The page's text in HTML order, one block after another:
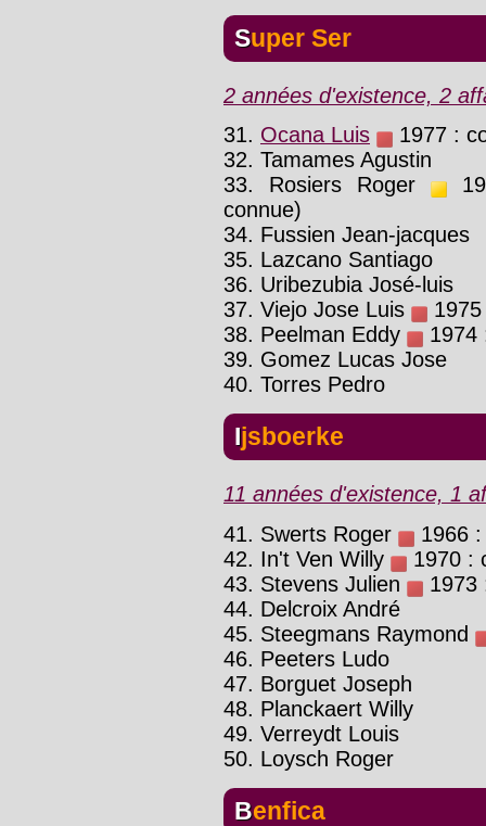
Super Ser
2 années d'existence, 2
31. Ocana Luis
1977 :
32. Tamames Agustin
33. Rosiers Roger
connue)
34. Fussien Jean-jacques
35. Lazcano Santiago
36. Uribezubia José-luis
37. Viejo Jose Luis
38. Peelman Eddy
1974
39. Gomez Lucas Jose
40. Torres Pedro
Ijsboerke
11 années d'existence, 1
41. Swerts Roger
1966
42. In't Ven Willy
1970 :
43. Stevens Julien
1973
44. Delcroix André
45. Steegmans Raymond
46. Peeters Ludo
47. Borguet Joseph
48. Planckaert Willy
49. Verreydt Louis
50. Loysch Roger
Benfica